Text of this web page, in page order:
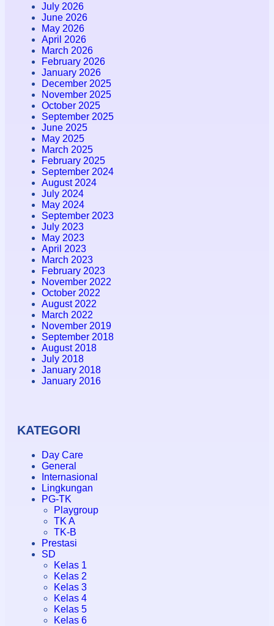
July 2026
June 2026
May 2026
April 2026
March 2026
February 2026
January 2026
December 2025
November 2025
October 2025
September 2025
June 2025
May 2025
March 2025
February 2025
September 2024
August 2024
July 2024
May 2024
September 2023
July 2023
May 2023
April 2023
March 2023
February 2023
November 2022
October 2022
August 2022
March 2022
November 2019
September 2018
August 2018
July 2018
January 2018
January 2016
KATEGORI
Day Care
General
Internasional
Lingkungan
PG-TK
Playgroup
TK A
TK-B
Prestasi
SD
Kelas 1
Kelas 2
Kelas 3
Kelas 4
Kelas 5
Kelas 6